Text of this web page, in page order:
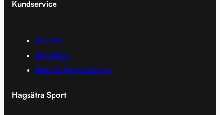
Kundservice
Kontakt
Köpvillkor
Retur & Återbetalning
Hagsätra Sport